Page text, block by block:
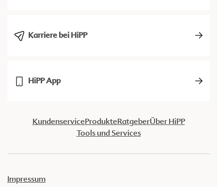
Karriere bei HiPP
HiPP App
KundenserviceProdukteRatgeberÜber HiPP
Tools und Services
Impressum